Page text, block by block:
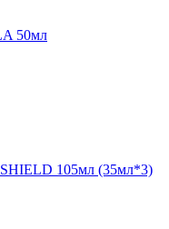
50мл
105мл (35мл*3)